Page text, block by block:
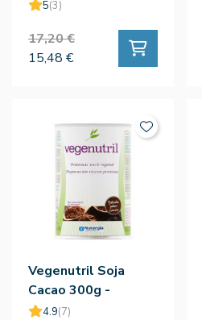
5(3)
17,20 €
15,48 €
Vegenutril Soja
Cacao 300g -
Nutergia
4.9(7)